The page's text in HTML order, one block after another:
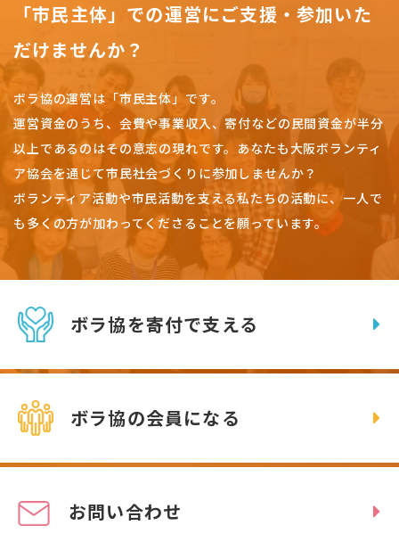
「市民主体」での運営にご支援・参加いた
だけませんか？
ボラ協の運営は「市民主体」です。
運営資金のうち、会費や事業収入、寄付などの民間資金が半分
以上であるのはその意志の現れです。 あなたも大阪ボランティ
ア協会を通じて市民社会づくりに参加しませんか？
ボランティア活動や市民活動を支える私たちの活動に、一人で
も多くの方が加わってくださることを願っています。
ボラ協を寄付で支える
ボラ協の会員になる
お問い合わせ